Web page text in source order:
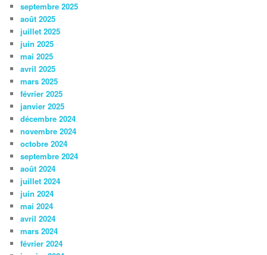
septembre 2025
août 2025
juillet 2025
juin 2025
mai 2025
avril 2025
mars 2025
février 2025
janvier 2025
décembre 2024
novembre 2024
octobre 2024
septembre 2024
août 2024
juillet 2024
juin 2024
mai 2024
avril 2024
mars 2024
février 2024